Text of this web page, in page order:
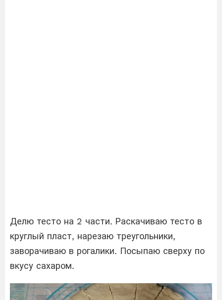
Делю тесто на 2 части. Раскачиваю тесто в
круглый пласт, нарезаю треугольники,
заворачиваю в рогалики. Посыпаю сверху по
вкусу сахаром.